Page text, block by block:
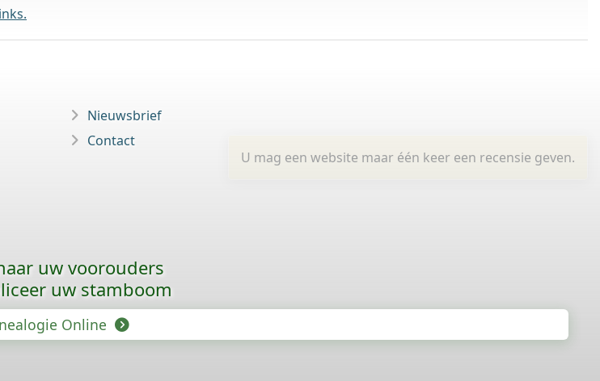
U mag een website maar één keer een recensie geven.
Nieuwsbrief
Contact
uw voorouders
uw stamboom
Online